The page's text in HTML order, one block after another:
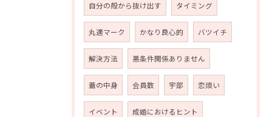
自分の殻から抜け出す タイミング
丸適マーク かなり良心的 バツイチ
解決方法 悪条件関係ありません
蓋の中身 会員数 宇部 恋煩い
イベント 成婚におけるヒント